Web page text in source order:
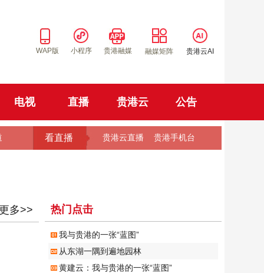
WAP版 小程序 贵港融媒 融媒矩阵 贵港云AI
电视 直播 贵港云 公告
看直播 贵港云直播 贵港手机台
多>> 热门点击
我与贵港的一张“蓝图”
从东湖一隅到遍地园林
黄建云：我与贵港的一张“蓝图”